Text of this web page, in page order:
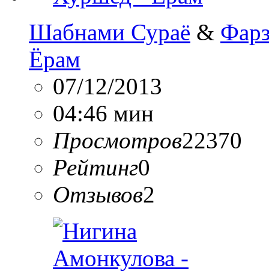
Шабнами Сураё &
Ёрам
07/12/2013
04:46 мин
Просмотров22370
Рейтинг0
Отзывов2